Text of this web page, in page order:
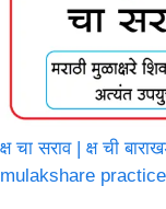
क्ष चा सराव | क्ष ची
mulakshare